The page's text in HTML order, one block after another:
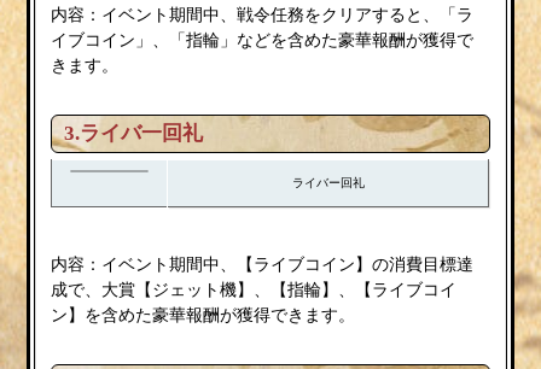
内容：イベント期間中、戦令任務をクリアすると、「ラ
イブコイン」、「指輪」などを含めた豪華報酬が獲得で
きます。
3.ライバ一回礼
ライバー回礼
内容：イベント期間中、【ライブコイン】の消費目標達
成で、大賞【ジェット機】、【指輪】、【ライブコイ
ン】を含めた豪華報酬が獲得できます。